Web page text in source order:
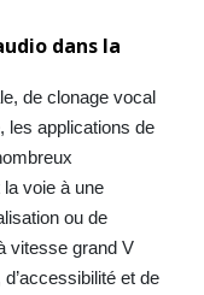
dans la
de clonage vocal
les applications de
voie à une
ou de
vitesse grand V
et de